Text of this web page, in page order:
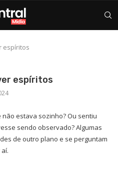
espíritos
espíritos
estava sozinho? Ou sentiu
sendo observado? Algumas
de outro plano e se perguntam